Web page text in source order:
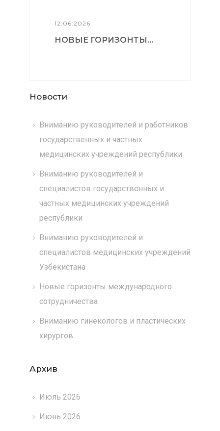
12.06.2026
НОВЫЕ ГОРИЗОНТЫ...
Новости
Вниманию руководителей и работников
государственных и частных
медицинских учреждений республики
Вниманию руководителей и
специалистов государственных и
частных медицинских учреждений
республики
Вниманию руководителей и
специалистов медицинских учреждений
Узбекистана
Новые горизонты международного
сотрудничества
Вниманию гинекологов и пластических
хирургов
Архив
Июль 2026
Июнь 2026